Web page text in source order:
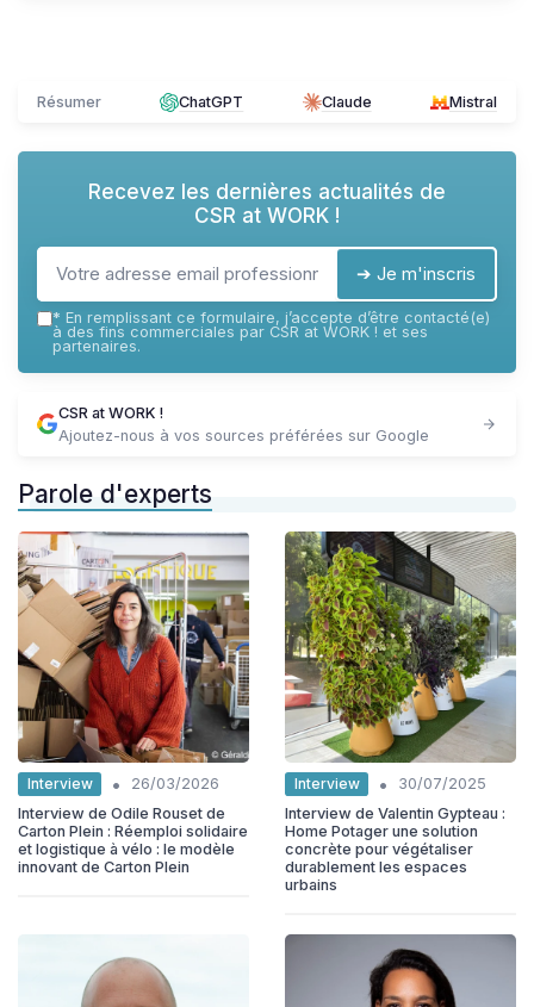
Résumer ChatGPT Claude Mistral
Recevez les dernières actualités de
CSR at WORK !
➔ Je m'inscris
* En remplissant ce formulaire, j’accepte d’être contacté(e)
à des fins commerciales par CSR at WORK ! et ses
partenaires.
CSR at WORK !
Ajoutez-nous à vos sources préférées sur Google
Parole d'experts
Interview •
26/03/2026
Interview de Odile Rouset de
Carton Plein : Réemploi solidaire
et logistique à vélo : le modèle
innovant de Carton Plein
Interview •
30/07/2025
Interview de Valentin Gypteau :
Home Potager une solution
concrète pour végétaliser
durablement les espaces
urbains